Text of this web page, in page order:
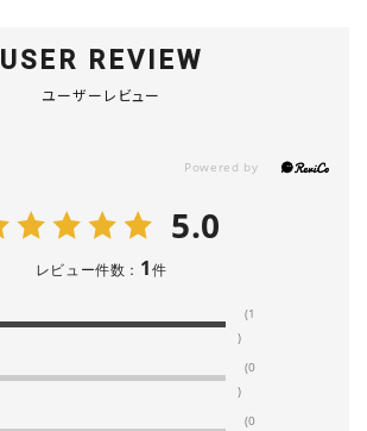
USER REVIEW
ユーザーレビュー
5.0
レビュー件数： 1件
(1
)
(0
)
(0